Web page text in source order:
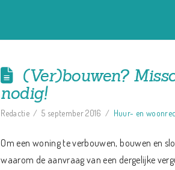
(Ver)bouwen?
nodig!
Redactie 5 september 2016 Huur- en
Om een woning te verbouwen, bouwen en
waarom de aanvraag van een dergelijke